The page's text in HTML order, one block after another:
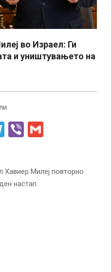
во Израел: Ги
и уништувањето на
Telegram
Viber
Хавиер Милеј повторно
настап.